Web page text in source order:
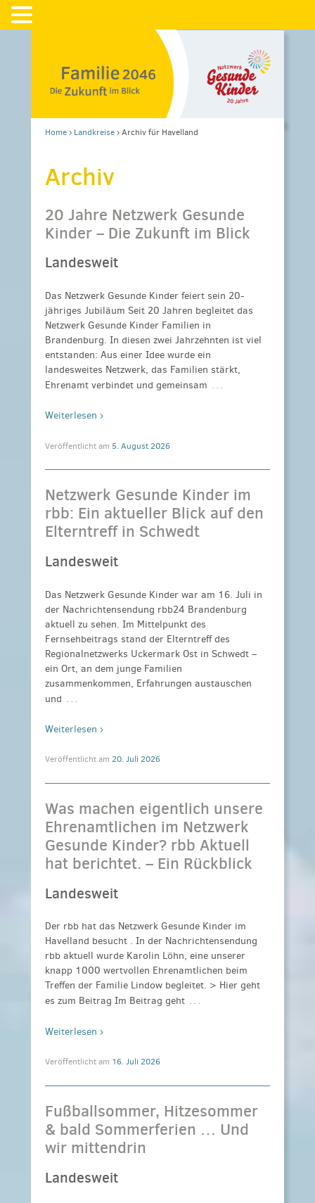
Home› Landkreise›Archiv für Havelland
Archiv
20 Jahre Netzwerk Gesunde
Kinder – Die Zukunft im Blick
Landesweit
Das Netzwerk Gesunde Kinder feiert sein 20-
jähriges Jubiläum Seit 20 Jahren begleitet das
Netzwerk Gesunde Kinder Familien in
Brandenburg. In diesen zwei Jahrzehnten ist viel
entstanden: Aus einer Idee wurde ein
landesweites Netzwerk, das Familien stärkt,
Ehrenamt verbindet und gemeinsam …
Weiterlesen ›
Veröffentlicht am 5. August 2026
Netzwerk Gesunde Kinder im
rbb: Ein aktueller Blick auf den
Elterntreff in Schwedt
Landesweit
Das Netzwerk Gesunde Kinder war am 16. Juli in
der Nachrichtensendung rbb24 Brandenburg
aktuell zu sehen. Im Mittelpunkt des
Fernsehbeitrags stand der Elterntreff des
Regionalnetzwerks Uckermark Ost in Schwedt –
ein Ort, an dem junge Familien
zusammenkommen, Erfahrungen austauschen
und …
Weiterlesen ›
Veröffentlicht am 20. Juli 2026
Was machen eigentlich unsere
Ehrenamtlichen im Netzwerk
Gesunde Kinder? rbb Aktuell
hat berichtet. – Ein Rückblick
Landesweit
Der rbb hat das Netzwerk Gesunde Kinder im
Havelland besucht . In der Nachrichtensendung
rbb aktuell wurde Karolin Löhn, eine unserer
knapp 1000 wertvollen Ehrenamtlichen beim
Treffen der Familie Lindow begleitet. > Hier geht
es zum Beitrag Im Beitrag geht …
Weiterlesen ›
Veröffentlicht am 16. Juli 2026
Fußballsommer, Hitzesommer
& bald Sommerferien … Und
wir mittendrin
Landesweit